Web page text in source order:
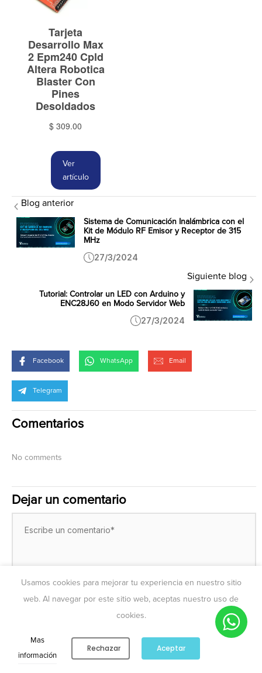
Ver
artículo
Blog anterior
Sistema de Comunicación Inalámbrica con el
Kit de Módulo RF Emisor y Receptor de 315
MHz
27/3/2024
Siguiente blog
Tutorial: Controlar un LED con Arduino y
ENC28J60 en Modo Servidor Web
27/3/2024
Facebook WhatsApp Email
Telegram
Comentarios
No comments
Dejar un comentario
Usamos cookies para mejorar tu experiencia en nuestro sitio
web. Al navegar por este sitio web, aceptas nuestro uso de
cookies.
Mas
información
Rechazar Aceptar